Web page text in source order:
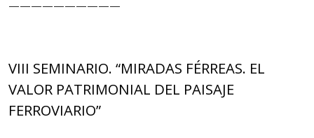
——————————
VIII SEMINARIO. “MIRADAS FÉRREAS. EL
VALOR PATRIMONIAL DEL PAISAJE
FERROVIARIO”